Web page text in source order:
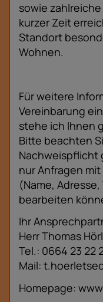
sowie
kurzer Zeit
Standort
Wohnen.
Für weitere
Vereinbarung
stehe ich Ihnen
Bitte beachten
Nachweispflicht
nur Anfragen
(Name,
bearbeiten
Ihr
Herr Thomas
Tel.: 0664 23 22
Mail:
Homepage: